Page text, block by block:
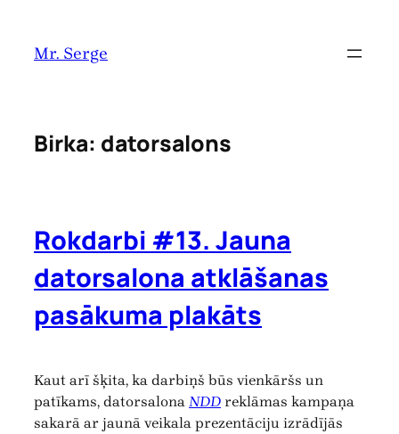
saturu
Mr. Serge
Birka: datorsalons
Rokdarbi #13. Jauna
datorsalona atklāšanas
pasākuma plakāts
Kaut arī šķita, ka darbiņš būs vienkāršs un
patīkams, datorsalona NDD reklāmas kampaņa
sakarā ar jaunā veikala prezentāciju izrādījās